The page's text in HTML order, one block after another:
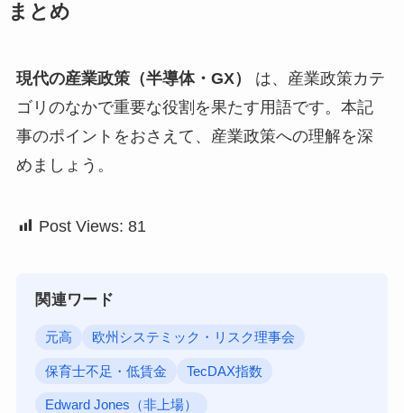
まとめ
現代の産業政策（半導体・GX）
は、産業政策カテ
ゴリのなかで重要な役割を果たす用語です。本記
事のポイントをおさえて、産業政策への理解を深
めましょう。
Post Views: 81
関連ワード
元高 欧州システミック・リスク理事会
保育士不足・低賃金 TecDAX指数
Edward Jones（非上場）